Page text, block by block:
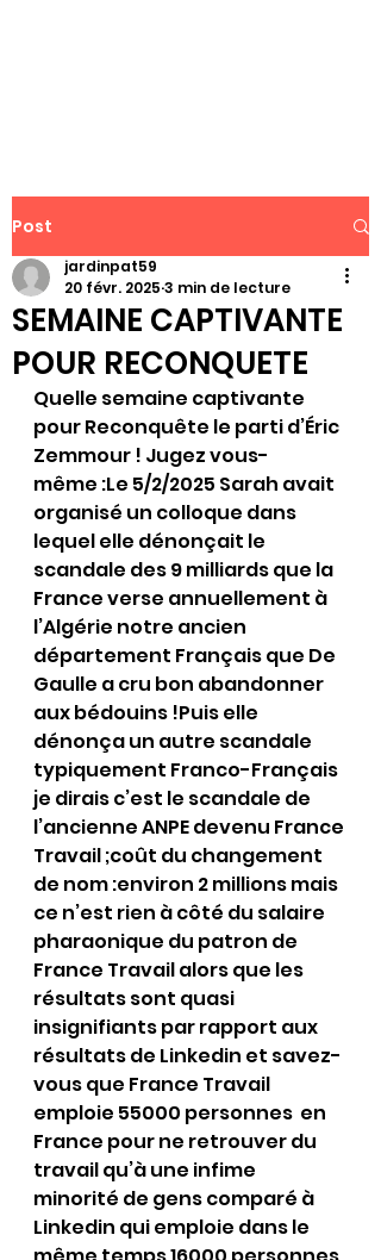
Post
SEMAINE CAPTIVANTE
POUR RECONQUETE
jardinpat59
20 févr. 2025 3 min de lecture
Quelle semaine captivante
pour Reconquête le parti d’Éric
Zemmour ! Jugez vous-
même :Le 5/2/2025 Sarah avait
organisé un colloque dans
lequel elle dénonçait le
scandale des 9 milliards que la
France verse annuellement à
l’Algérie notre ancien
département Français que De
Gaulle a cru bon abandonner
aux bédouins !Puis elle
dénonça un autre scandale
typiquement Franco-Français
je dirais c’est le scandale de
l’ancienne ANPE devenu France
Travail ;coût du changement
de nom :environ 2 millions mais
ce n’est rien à côté du salaire
pharaonique du patron de
France Travail alors que les
résultats sont quasi
insignifiants par rapport aux
résultats de Linkedin et savez-
vous que France Travail
emploie 55000 personnes  en
France pour ne retrouver du
travail qu’à une infime
minorité de gens comparé à
Linkedin qui emploie dans le